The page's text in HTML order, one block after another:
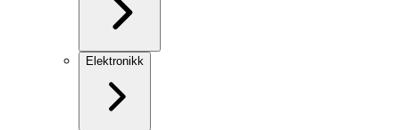
Elektronikk